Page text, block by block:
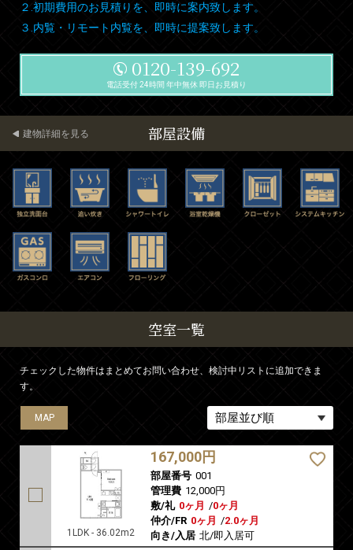
２.初期費用のお見積りを、即時に案内致します。
３.内覧・リモート内覧を、即時に提案致します。
0120-139-692
電話受付 24時間 年中無休 即日お見積り
部屋設備
建物詳細を見る
空室一覧
チェックした物件はまとめてお問い合わせ、検討中リストに追加できま
す。
MAP
1LDK - 36.02m2
167,000円
部屋番号 001
管理費 12,000円
敷/礼 0ヶ月 /0ヶ月
仲介/FR 0ヶ月 /2.0ヶ月
向き/入居 北/即入居可
MAP
MAP
MAP
MAP
MAP
MAP